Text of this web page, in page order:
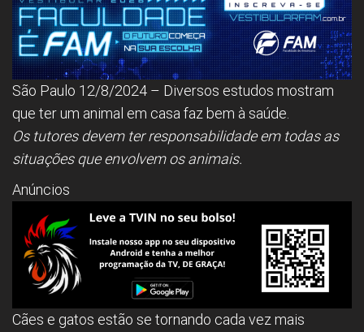
São Paulo 12/8/2024 – Diversos estudos mostram
que ter um animal em casa faz bem à saúde.
Os tutores devem ter responsabilidade em todas as
situações que envolvem os animais.
Anúncios
Cães e gatos estão se tornando cada vez mais